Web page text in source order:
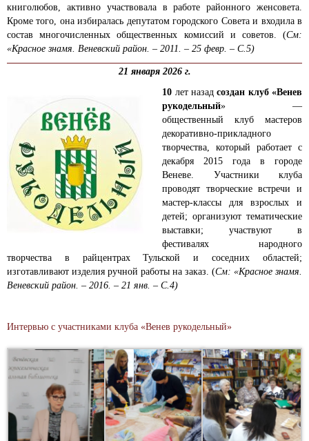
книголюбов, активно участвовала в работе районного женсовета.
Кроме того, она избиралась депутатом городского Совета и входила в
состав многочисленных общественных комиссий и советов. (См:
«Красное знамя. Веневский район. – 2011. – 25 февр. – С.5)
21 января 2026 г.
10 лет назадсоздан клуб «Венев
рукодельный» —
общественный клуб мастеров
декоративно-прикладного
творчества, который работает с
декабря 2015 года в городе
Веневе. Участники клуба
проводят творческие встречи и
мастер-классы для взрослых и
детей; организуют тематические
выставки; участвуют в
фестивалях народного
творчества в райцентрах Тульской и соседних областей;
изготавливают изделия ручной работы на заказ. (См: «Красное знамя.
Веневский район. – 2016. – 21 янв. – С.4)
Интервью с участниками клуба «Венев рукодельный»